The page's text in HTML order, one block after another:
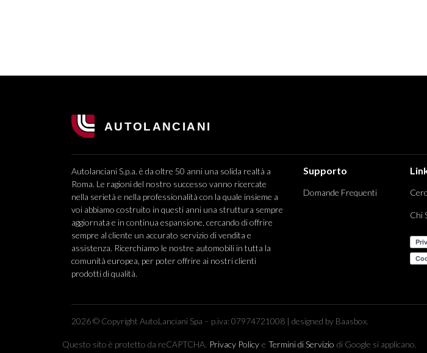
Autolanciani S.p.a. è da oltre 50 anni una solida realtà a
Roma. Le ragioni del nostro successo vanno ricercate
nella serietà e nella professionalità con la quale insieme a
voi abbiamo costruito in questi anni una struttura sempre
aggiornata e in continua espansione, cercando di offrire
sempre al cliente un accurato servizio di vendita e
assistenza. Ricerchiamo le nostre automobili in tutta la
comunità europea, per poter offrire ai nostri clienti
prodotti di qualità.
Supporto
Domande Frequenti
Chi
2026 © Copyright AutoLanciani Spa – p.iva: 07974721008 | designed by Baasbox.
Questo sito è protetto da reCAPTCHA. Privacy Policy e Termini di Servizio di Google si applicano.